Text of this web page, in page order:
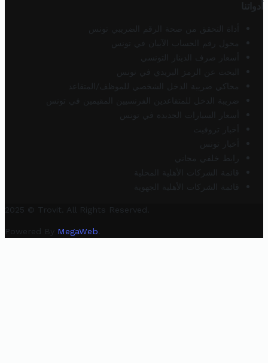
أدواتنا
أداة التحقق من صحة الرقم الضريبي تونس
محول رقم الحساب الآيبان في تونس
أسعار صرف الدينار التونسي
البحث عن الرمز البريدي في تونس
محاكي ضريبة الدخل الشخصي للموظف/المتقاعد
ضريبة الدخل للمتقاعدين الفرنسيين المقيمين في تونس
أسعار السيارات الجديدة في تونس
أخبار تروفيت
أخبار تونس
رابط خلفي مجاني
قائمة الشركات الأهلية المحلية
قائمة الشركات الأهلية الجهوية
2025 © Trovit. All Rights Reserved.
Powered By MegaWeb